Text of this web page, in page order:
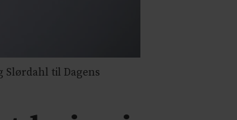
Slørdahl til Dagens